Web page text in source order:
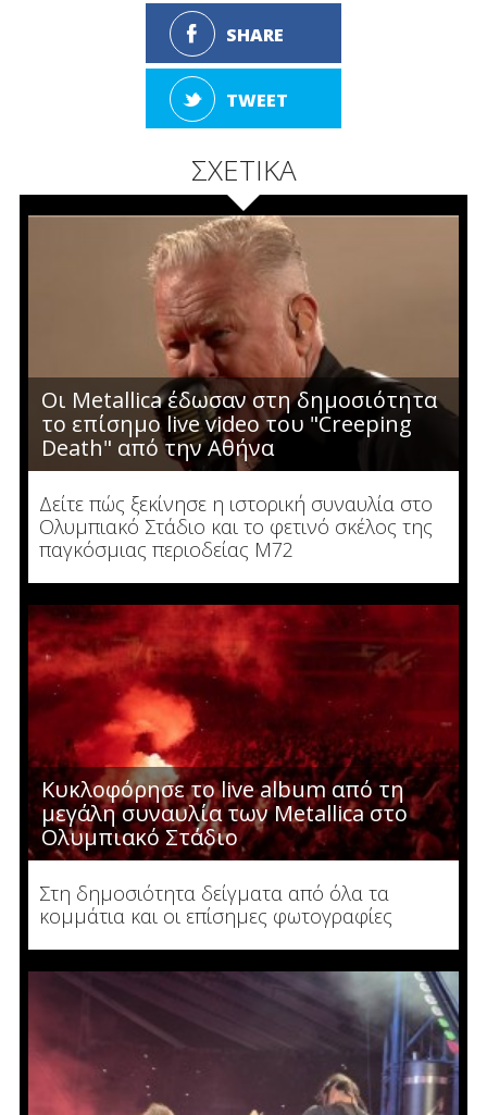
SHARE
TWEET
ΣΧΕΤΙΚΑ
Οι Metallica έδωσαν στη δημοσιότητα
το επίσημο live video του "Creeping
Death" από την Αθήνα
Δείτε πώς ξεκίνησε η ιστορική συναυλία στο
Ολυμπιακό Στάδιο και το φετινό σκέλος της
παγκόσμιας περιοδείας M72
Κυκλοφόρησε το live album από τη
μεγάλη συναυλία των Metallica στο
Ολυμπιακό Στάδιο
Στη δημοσιότητα δείγματα από όλα τα
κομμάτια και οι επίσημες φωτογραφίες